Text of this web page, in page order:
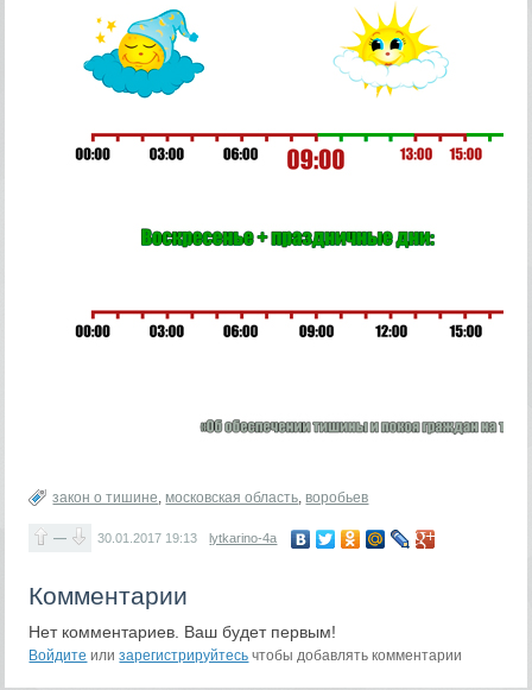
закон о тишине, московская область, воробьев
— 30.01.2017 19:13 lytkarino-4a
Комментарии
Нет комментариев. Ваш будет первым!
Войдите илизарегистрируйтесь чтобы добавлять комментарии